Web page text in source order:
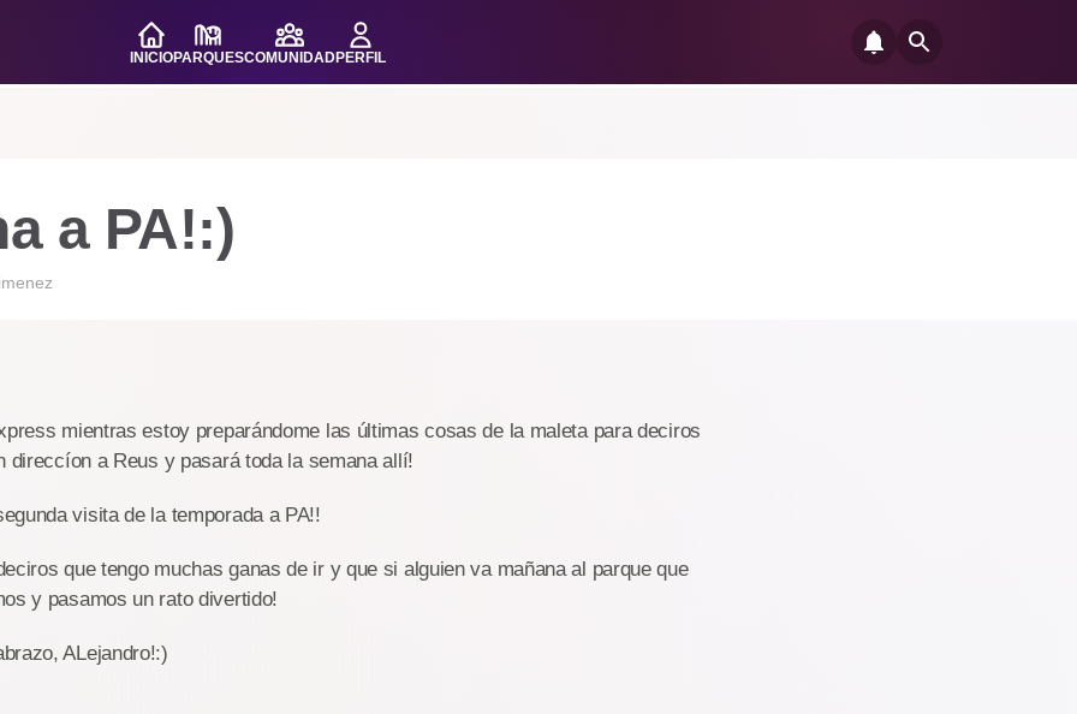
INICIOPARQUESCOMUNIDADPERFIL
a PA!:)
mientras estoy preparándome las últimas cosas de la maleta para deciros
direccíon a Reus y pasará toda la semana allí!
visita de la temporada a PA!!
que tengo muchas ganas de ir y que si alguien va mañana al parque que
y pasamos un rato divertido!
ALejandro!:)